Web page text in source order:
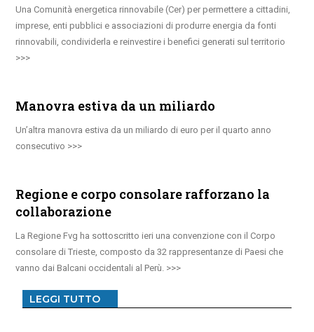
Una Comunità energetica rinnovabile (Cer) per permettere a cittadini,
imprese, enti pubblici e associazioni di produrre energia da fonti
rinnovabili, condividerla e reinvestire i benefici generati sul territorio
Manovra estiva da un miliardo
Un’altra manovra estiva da un miliardo di euro per il quarto anno
consecutivo
Regione e corpo consolare rafforzano la
collaborazione
La Regione Fvg ha sottoscritto ieri una convenzione con il Corpo
consolare di Trieste, composto da 32 rappresentanze di Paesi che
vanno dai Balcani occidentali al Perù.
LEGGI TUTTO